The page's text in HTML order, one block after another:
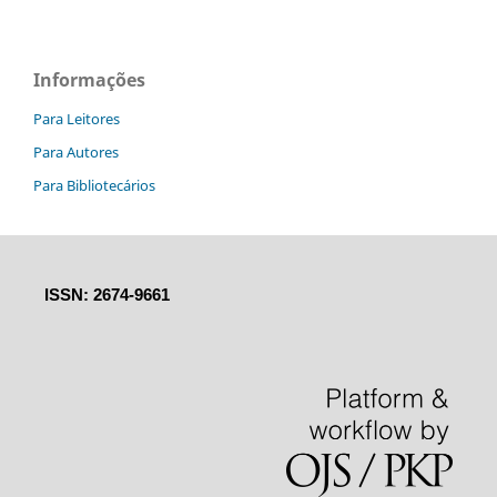
Informações
Para Leitores
Para Autores
Para Bibliotecários
ISSN: 2674-9661